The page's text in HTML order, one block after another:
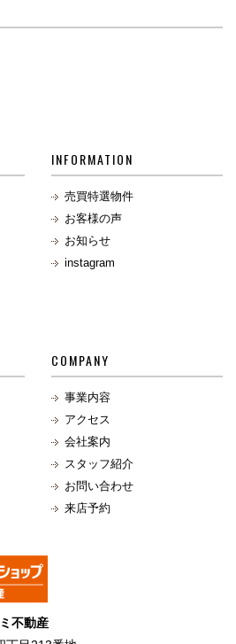
INFORMATION
売買特選物件
お客様の声
お知らせ
instagram
COMPANY
事業内容
アクセス
会社案内
スタッフ紹介
お問い合わせ
来店予約
不動産